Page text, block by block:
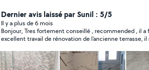
pas à me contacter si vous avez des travaux
Bien cordialement,
Dernier avis laissé par Sunil : 5/5
Il y a plus de 6 mois
Bonjour, Tres fortement conseillé , recommended , il a
excellent travail de rénovation de l'ancienne terrasse, il
professionnel et soigneux dans la pose des carreaux. Il
exécuté le beau travail dans les délais. Bravo